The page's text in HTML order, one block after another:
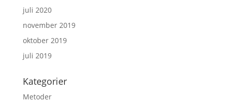
juli 2020
november 2019
oktober 2019
juli 2019
Kategorier
Metoder